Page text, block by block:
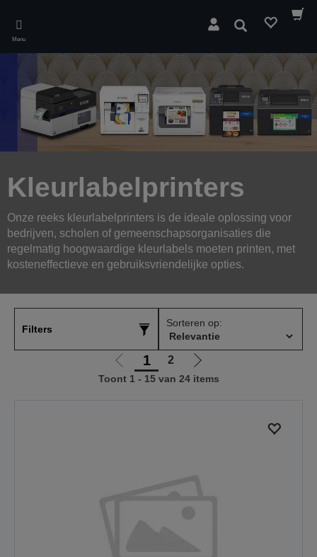
main
content
Menu
Zoeken
Kleurlabelprinters
Onze reeks kleurlabelprinters is de ideale oplossing voor
bedrijven, scholen of gemeenschapsorganisaties die
regelmatig hoogwaardige kleurlabels moeten printen, met
kosteneffectieve en gebruiksvriendelijke opties.
Filters
Sorteren op:
Ga
naar
1 2
Ga
naar
Toont 1 - 15 van 24 items